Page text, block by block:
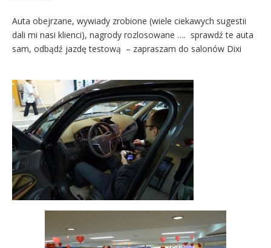
Auta obejrzane, wywiady zrobione (wiele ciekawych sugestii
dali mi nasi klienci), nagrody rozlosowane …. sprawdź te auta
sam, odbądź jazdę testową – zapraszam do salonów Dixi